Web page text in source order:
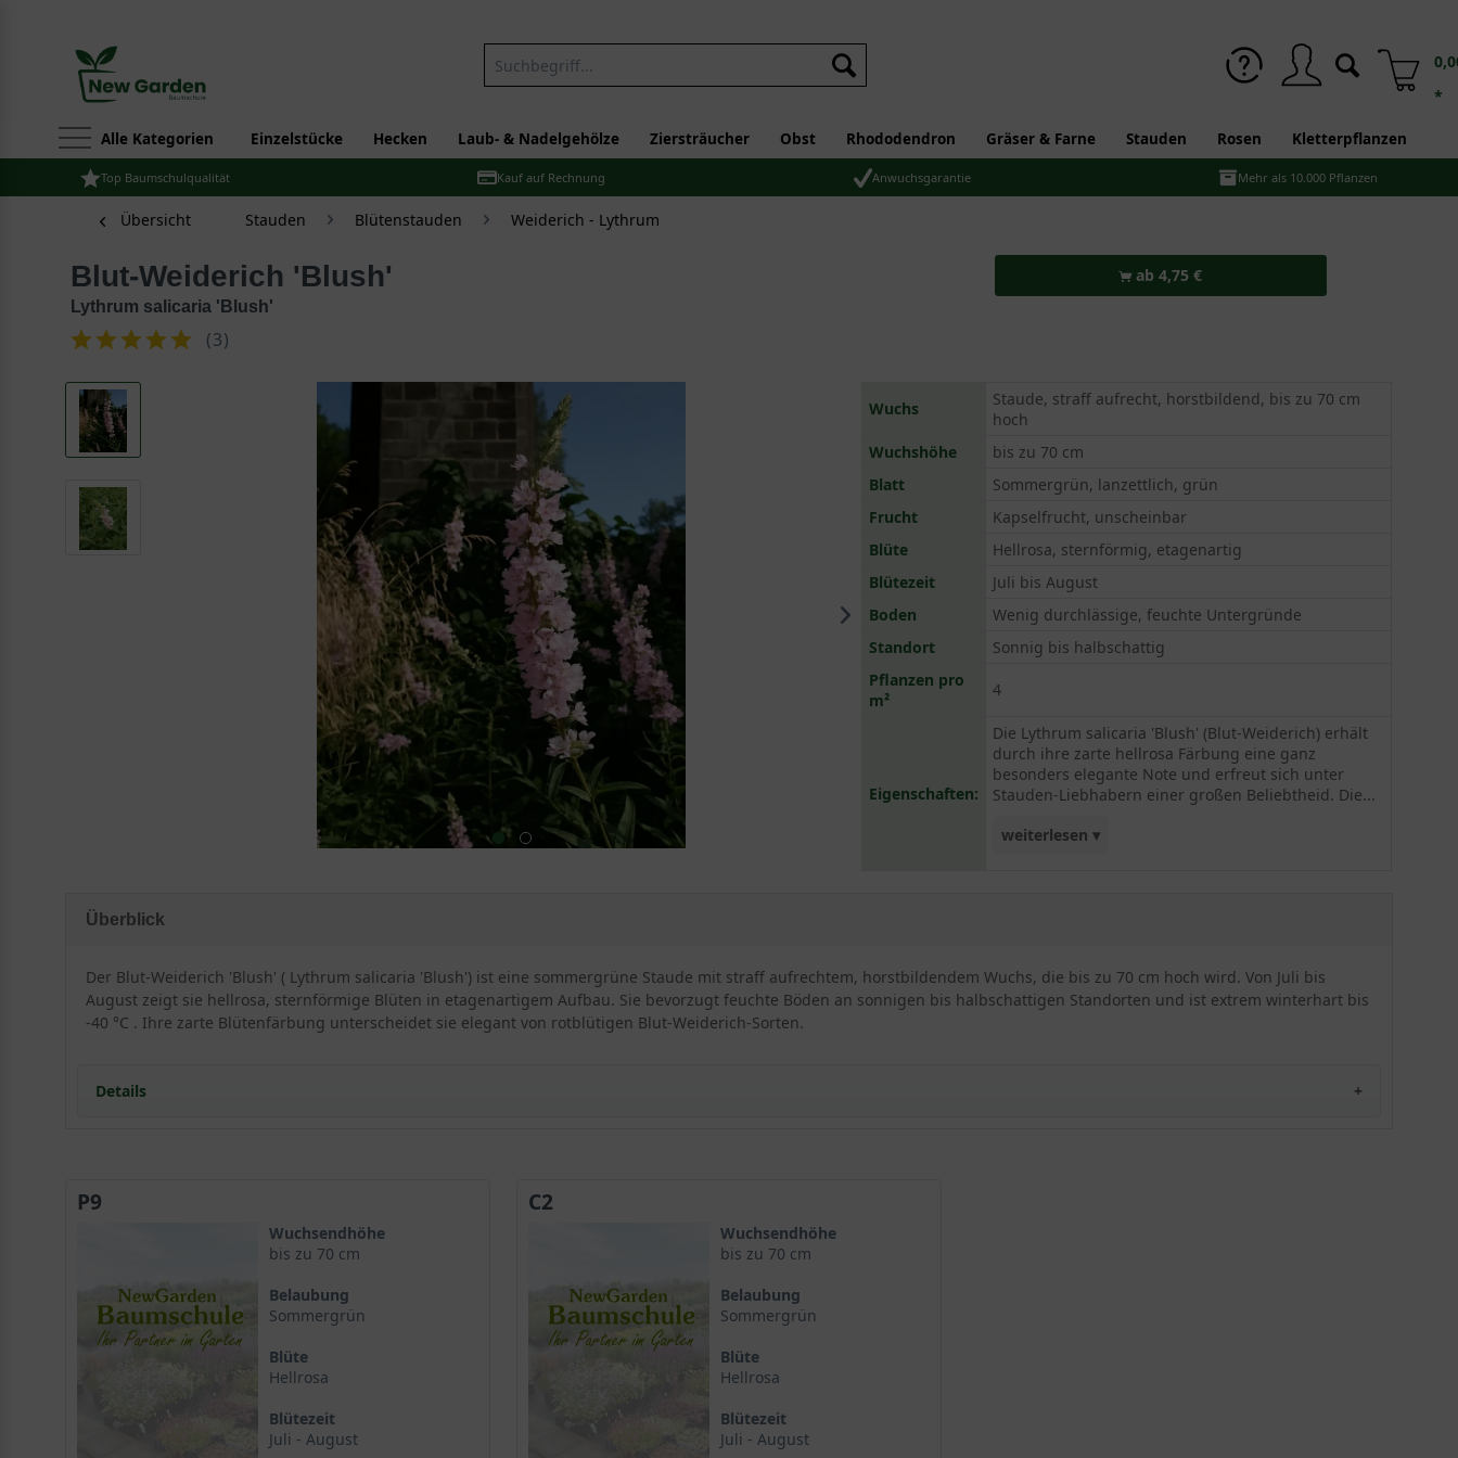
*
Alle Kategorien Einzelstücke Hecken Laub- & Nadelgehölze Ziersträucher Obst Rhododendron Gräser & Farne Stauden Rosen Kletterpflanzen
Top Baumschulqualität Kauf auf Rechnung Anwuchsgarantie Mehr als 10.000 Pflanzen
Übersicht Stauden Blütenstauden Weiderich - Lythrum
Blut-Weiderich 'Blush'
Lythrum salicaria 'Blush'
(3)
ab 4,75 €
Wuchs
Staude, straff aufrecht, horstbildend, bis zu 70 cm
hoch
Wuchshöhe
bis zu 70 cm
Blatt
Sommergrün, lanzettlich, grün
Frucht
Kapselfrucht, unscheinbar
Blüte
Hellrosa, sternförmig, etagenartig
Blütezeit
Juli bis August
Boden
Wenig durchlässige, feuchte Untergründe
Standort
Sonnig bis halbschattig
Pflanzen pro
m²
4
Eigenschaften:
Die Lythrum salicaria 'Blush' (Blut-Weiderich) erhält
durch ihre zarte hellrosa Färbung eine ganz
besonders elegante Note und erfreut sich unter
Stauden-Liebhabern einer großen Beliebtheid. Die...
weiterlesen ▾
kann sich die 'Blush gut entfalten. Zuträglich ist
zudem ein feuchter bis frischer Boden. Im Winter
überzeugt sie mit einer Winterhärte von bis zu
Überblick
Der Blut-Weiderich 'Blush' ( Lythrum salicaria 'Blush') ist eine sommergrüne Staude mit straff aufrechtem, horstbildendem Wuchs, die bis zu 70 cm hoch wird. Von Juli bis
August zeigt sie hellrosa, sternförmige Blüten in etagenartigem Aufbau. Sie bevorzugt feuchte Böden an sonnigen bis halbschattigen Standorten und ist extrem winterhart bis
-40 °C . Ihre zarte Blütenfärbung unterscheidet sie elegant von rotblütigen Blut-Weiderich-Sorten.
Details
Wuchsform und Größe
Ideale Lichtbedingungen für Blut-Weiderich 'Blush'
Blüte und Blattwerk von Lythrum salicaria 'Blush'
Blütenfarbe und -form
Laubcharakteristik
Pflanzung am Teichrand
Beet- und Rabattenpflanze Blut-Weiderich
P9
Wuchsendhöhe
bis zu 70 cm
Belaubung
Sommergrün
Blüte
Hellrosa
Blütezeit
Juli - August
C2
Wuchsendhöhe
bis zu 70 cm
Belaubung
Sommergrün
Blüte
Hellrosa
Blütezeit
Juli - August